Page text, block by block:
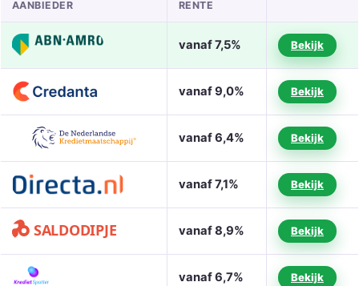
AANBIEDER RENTE
vanaf 7,5% Bekijk
vanaf 9,0% Bekijk
vanaf 6,4% Bekijk
vanaf 7,1% Bekijk
vanaf 8,9% Bekijk
vanaf 6,7% Bekijk